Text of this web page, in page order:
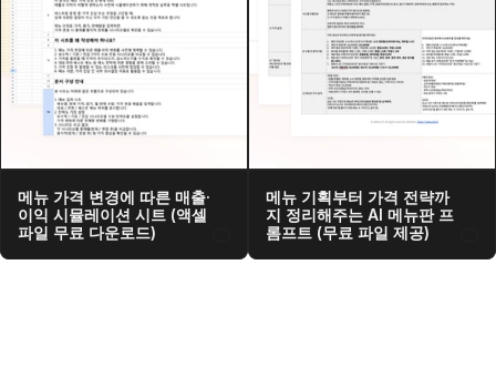
메뉴 가격 변경에 따른 매출·
이익 시뮬레이션 시트 (액셀
파일 무료 다운로드)
메뉴 기획부터 가격 전략까
지 정리해주는 AI 메뉴판 프
롬프트 (무료 파일 제공)